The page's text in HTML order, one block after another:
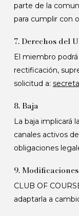
parte de la
para cumplir con
7. Derechos del
El miembro
rectificación,
solicitud a:
8. Baja
La baja implicará
canales activos
obligaciones
9. Modificaciones
CLUB OF
adaptarla a